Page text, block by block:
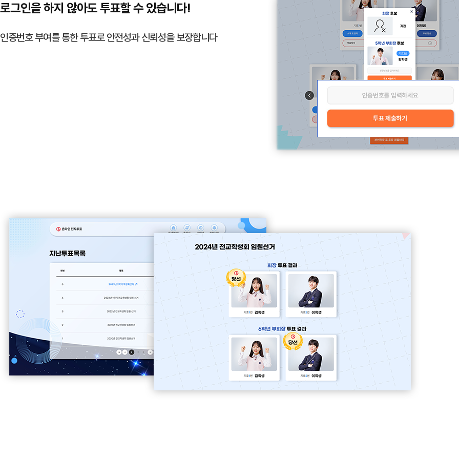
로그인을 하지 않아도 투표할 수 있습니다!
인증번호 부여를 통한 투표로 안전성과 신뢰성을 보장합니다